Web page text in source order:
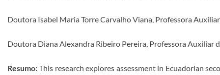
Doutora Isabel Maria Torre Carvalho Viana, Professora
Doutora Diana Alexandra Ribeiro Pereira, Professora Auxiliar
Resumo:This research explores assessment in Ecuadorian